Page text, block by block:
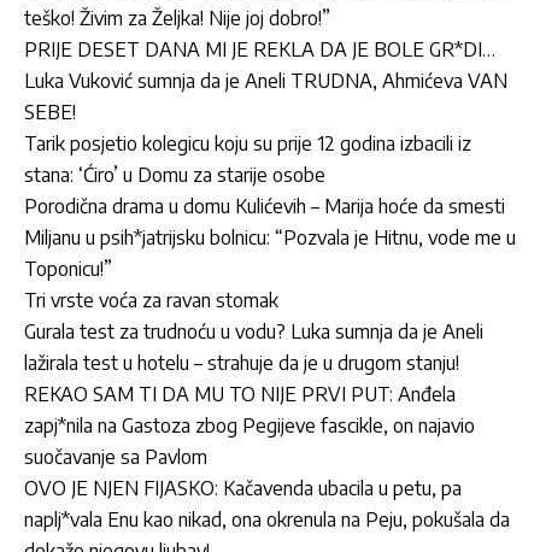
teško! Živim za Željka! Nije joj dobro!”
PRIJE DESET DANA MI JE REKLA DA JE BOLE GR*DI…
Luka Vuković sumnja da je Aneli TRUDNA, Ahmićeva VAN
SEBE!
Tarik posjetio kolegicu koju su prije 12 godina izbacili iz
stana: ‘Ćiro’ u Domu za starije osobe
Porodična drama u domu Kulićevih – Marija hoće da smesti
Miljanu u psih*jatrijsku bolnicu: “Pozvala je Hitnu, vode me u
Toponicu!”
Tri vrste voća za ravan stomak
Gurala test za trudnoću u vodu? Luka sumnja da je Aneli
lažirala test u hotelu – strahuje da je u drugom stanju!
REKAO SAM TI DA MU TO NIJE PRVI PUT: Anđela
zapj*nila na Gastoza zbog Pegijeve fascikle, on najavio
suočavanje sa Pavlom
OVO JE NJEN FIJASKO: Kačavenda ubacila u petu, pa
naplj*vala Enu kao nikad, ona okrenula na Peju, pokušala da